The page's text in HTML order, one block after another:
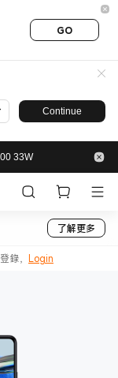
GO
Continue
33W
了解更多
錄， Login